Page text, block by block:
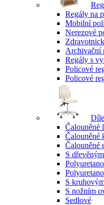
Regály na
Mobilní
Nerezové
Archivační
Regály s
Policové
Policové
Čalouněné
Čalouněné
Čalouněné
S
S
S nožním
Sedlové